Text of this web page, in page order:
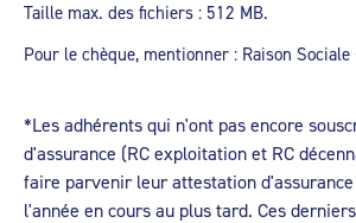
Taille max. des fichiers : 512 MB.
Pour le chèque, mentionner : Raison
*Les adhérents qui n'ont pas encore
d'assurance (RC exploitation et RC
faire parvenir leur attestation
l'année en cours au plus tard. Ces